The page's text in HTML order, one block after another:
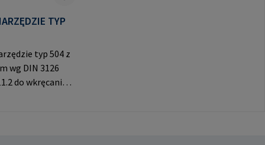
TYP
typ 504 z
wg DIN 3126
do wkręcania